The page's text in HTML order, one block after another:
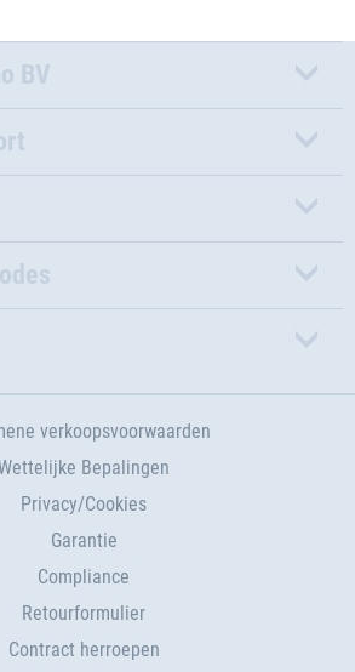
BV
verkoopsvoorwaarden
Bepalingen
Privacy/Cookies
Garantie
Compliance
Retourformulier
Contract herroepen